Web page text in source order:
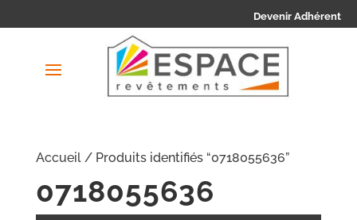
Devenir Adhérent
Accueil/ Produits identifiés “0718055636”
0718055636